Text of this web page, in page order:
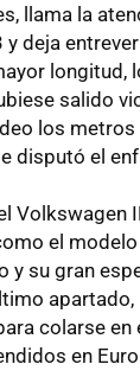
llama la
y deja
longitud,
salido
los
disputó el
Volkswagen
el
y su gran
colarse
en